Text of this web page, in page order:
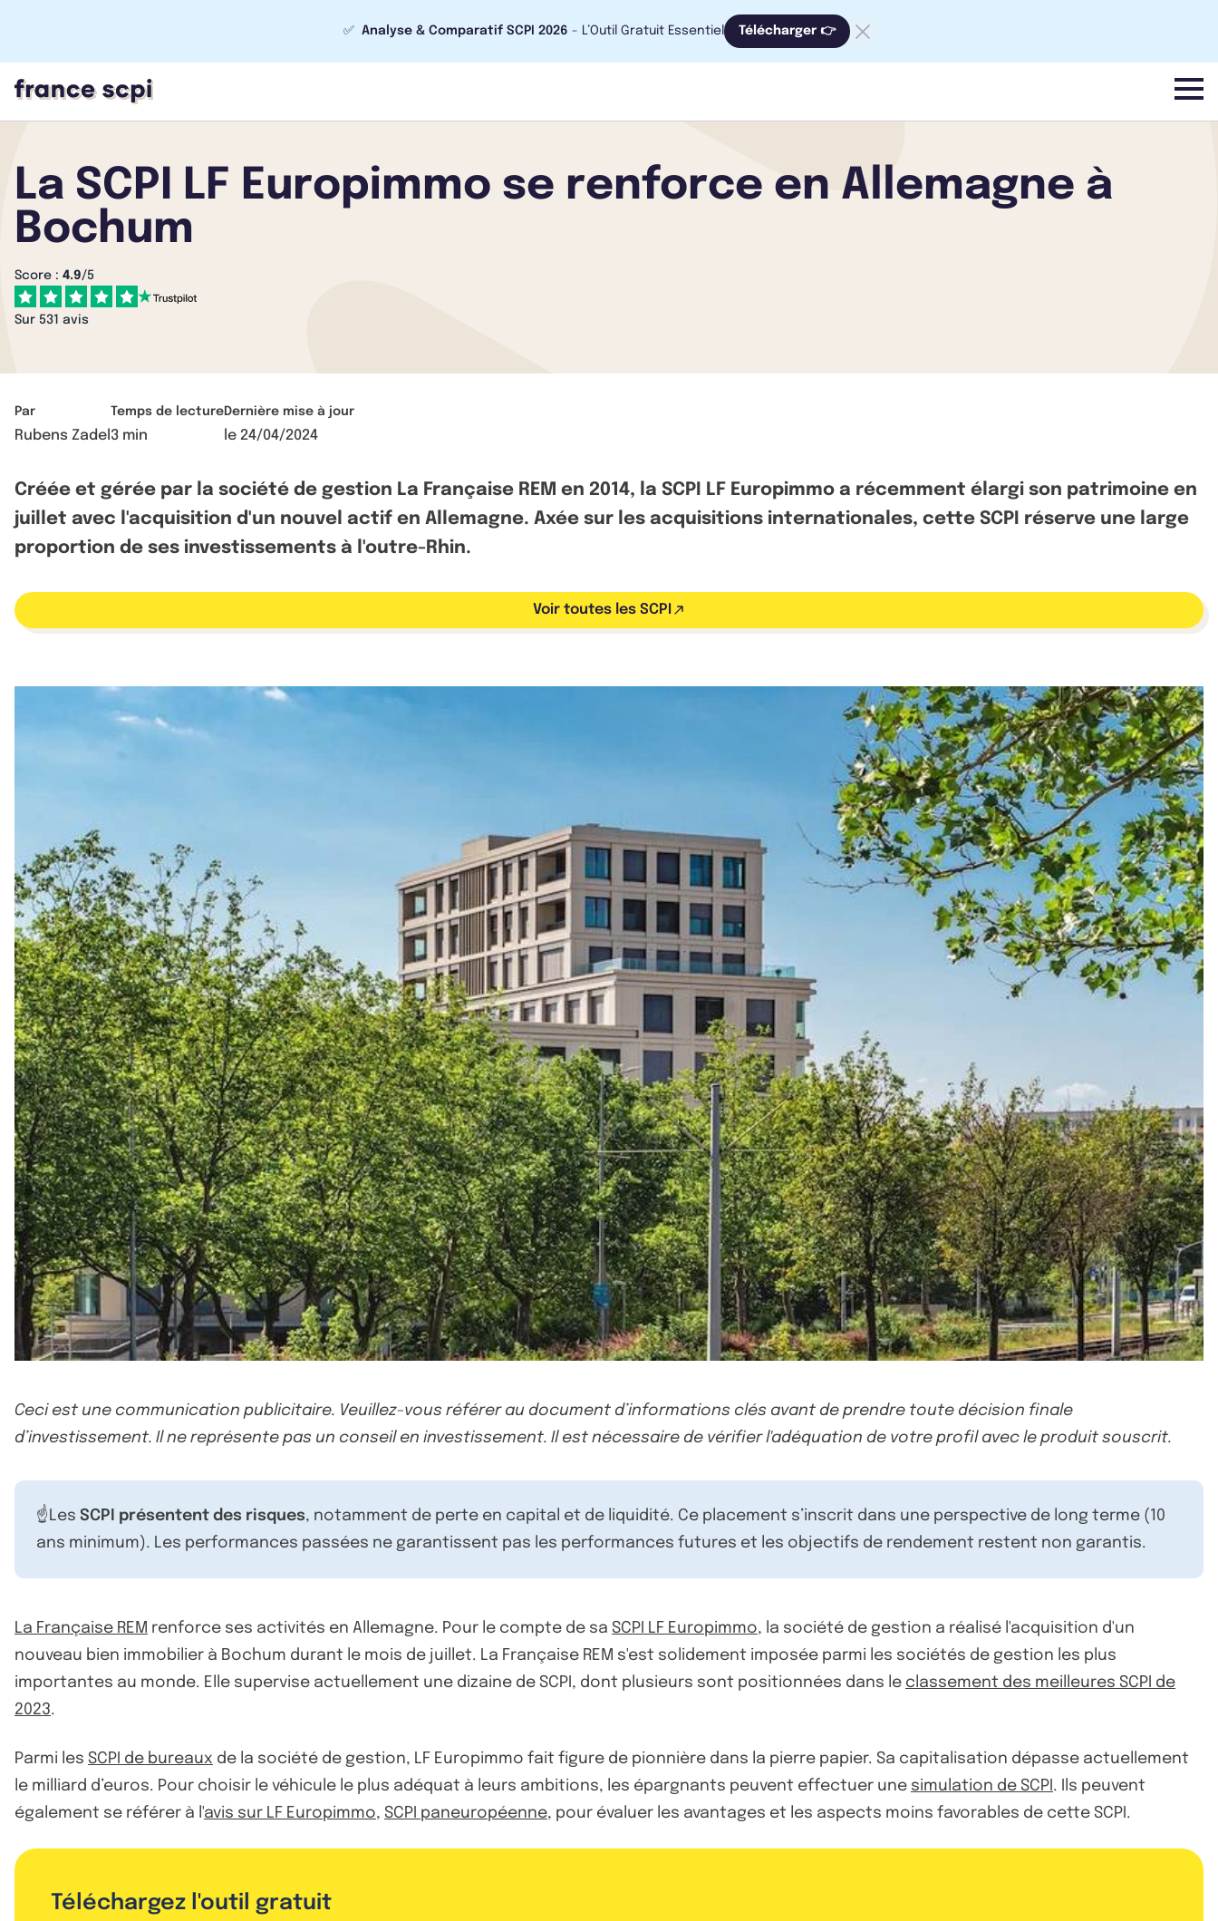
✅ Analyse & Comparatif SCPI 2026 - L’Outil Gratuit Essentiel Télécharger 👉
menu
La SCPI LF Europimmo se renforce en Allemagne à
Bochum
Score : 4.9/5
Sur 531 avis
Par
Rubens Zadel
Temps de lecture
3 min
Dernière mise à jour
le 24/04/2024
Créée et gérée par la société de gestion La Française REM en 2014, la SCPI LF Europimmo a récemment élargi son patrimoine en
juillet avec l'acquisition d'un nouvel actif en Allemagne. Axée sur les acquisitions internationales, cette SCPI réserve une large
proportion de ses investissements à l'outre-Rhin.
Voir toutes les SCPI
Ceci est une communication publicitaire. Veuillez-vous référer au document d’informations clés avant de prendre toute décision finale
d’investissement. Il ne représente pas un conseil en investissement. Il est nécessaire de vérifier l'adéquation de votre profil avec le produit souscrit.
☝️Les SCPI présentent des risques, notamment de perte en capital et de liquidité. Ce placement s’inscrit dans une perspective de long terme (10
ans minimum). Les performances passées ne garantissent pas les performances futures et les objectifs de rendement restent non garantis.
La Française REM renforce ses activités en Allemagne. Pour le compte de sa SCPI LF Europimmo, la société de gestion a réalisé l'acquisition d'un
nouveau bien immobilier à Bochum durant le mois de juillet. La Française REM s'est solidement imposée parmi les sociétés de gestion les plus
importantes au monde. Elle supervise actuellement une dizaine de SCPI, dont plusieurs sont positionnées dans le classement des meilleures SCPI de
2023.
Parmi les SCPI de bureaux de la société de gestion, LF Europimmo fait figure de pionnière dans la pierre papier. Sa capitalisation dépasse actuellement
le milliard d’euros. Pour choisir le véhicule le plus adéquat à leurs ambitions, les épargnants peuvent effectuer une simulation de SCPI . Ils peuvent
également se référer à l'avis sur LF Europimmo, SCPI paneuropéenne, pour évaluer les avantages et les aspects moins favorables de cette SCPI.
Téléchargez l'outil gratuit